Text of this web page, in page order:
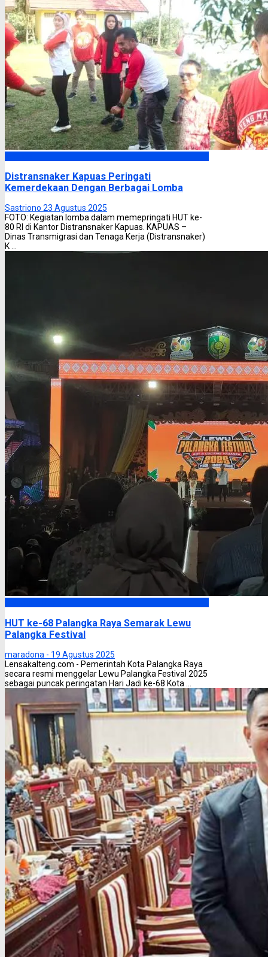
Distransnaker Kapuas Peringati
Kemerdekaan Dengan Berbagai Lomba
Sastriono 23 Agustus 2025
FOTO: Kegiatan lomba dalam memepringati HUT ke-
80 RI di Kantor Distransnaker Kapuas. KAPUAS –
Dinas Transmigrasi dan Tenaga Kerja (Distransnaker)
K ...
HUT ke-68 Palangka Raya Semarak Lewu
Palangka Festival
maradona - 19 Agustus 2025
Lensakalteng.com - Pemerintah Kota Palangka Raya
secara resmi menggelar Lewu Palangka Festival 2025
sebagai puncak peringatan Hari Jadi ke-68 Kota ...